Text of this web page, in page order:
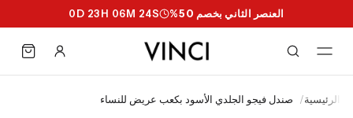
العنصر الثاني بخصم 50% 0D 23H 06M 23S
الرئيسية/ صندل فيجو الجلدي الأسود بكعب عريض للنساء